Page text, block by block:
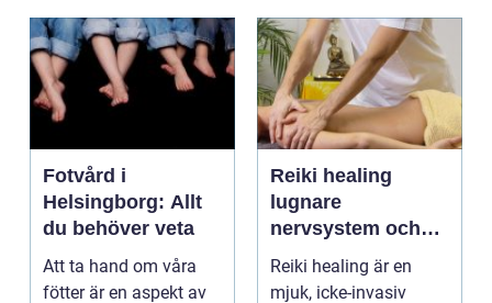
Fotvård i
Helsingborg: Allt
du behöver veta
Att ta hand om våra
fötter är en aspekt av
Reiki healing
lugnare
nervsystem och
djupare
återhämtning
Reiki healing är en
mjuk, icke-invasiv